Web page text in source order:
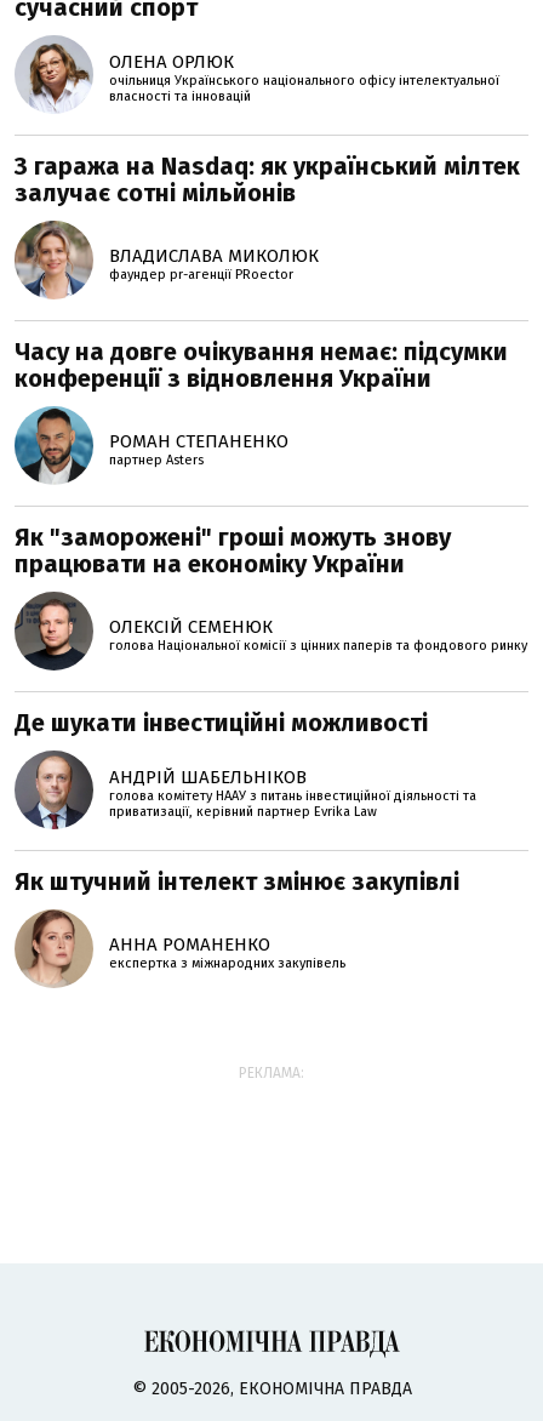
сучасний спорт
ОЛЕНА ОРЛЮК
очільниця Українського національного офісу інтелектуальної
власності та інновацій
З гаража на Nasdaq: як український мілтек
залучає сотні мільйонів
ВЛАДИСЛАВА МИКОЛЮК
фаундер pr-агенції PRoector
Часу на довге очікування немає: підсумки
конференції з відновлення України
РОМАН СТЕПАНЕНКО
партнер Asters
Як "заморожені" гроші можуть знову
працювати на економіку України
ОЛЕКСІЙ СЕМЕНЮК
голова Національної комісії з цінних паперів та фондового ринку
Де шукати інвестиційні можливості
АНДРІЙ ШАБЕЛЬНІКОВ
голова комітету НААУ з питань інвестиційної діяльності та
приватизації, керівний партнер Evrika Law
Як штучний інтелект змінює закупівлі
АННА РОМАНЕНКО
експертка з міжнародних закупівель
РЕКЛАМА:
© 2005-2026, ЕКОНОМІЧНА ПРАВДА